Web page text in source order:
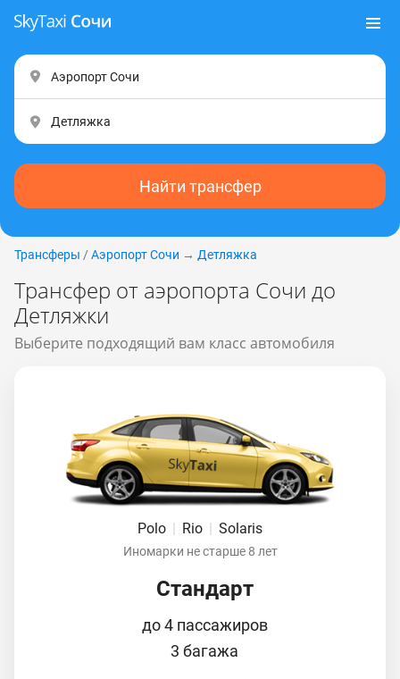
Найти трансфер
Трансферы / Аэропорт Сочи → Детляжка
Трансфер от аэропорта Сочи до
Детляжки
Выберите подходящий вам класс автомобиля
Polo | Rio | Solaris
Иномарки не старше 8 лет
Стандарт
до 4 пассажиров
3 багажа